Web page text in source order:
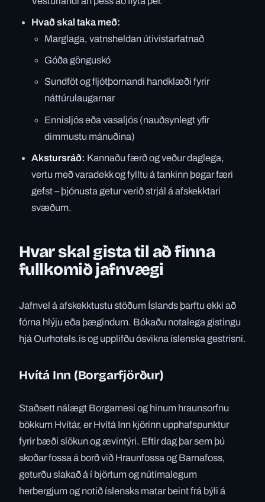
Hvað skal taka með:
Marglaga, vatnsheldan útivistarfatnað
Góða gönguskó
Sundföt og fljótþornandi handklæði fyrir
náttúrulaugarnar
Ennisljós eða vasaljós (nauðsynlegt yfir
dimmustu mánuðina)
Akstursráð: Kannaðu færð og veður daglega,
vertu með varadekk og fylltu á tankinn þegar færi
gefst – þjónusta getur verið strjál á afskekktari
svæðum.
Hvar skal gista til að finna
fullkomið jafnvægi
Jafnvel á afskekktustu stöðum Íslands þarftu ekki að
fórna hlýju eða þægindum. Bókaðu notalega gistingu
hjá Ourhotels.is og upplifðu ósvikna íslenska gestrisni.
Hvítá Inn (Borgarfjörður)
Staðsett nálægt Borgarnesi og hinum hraunsorfnu
bökkum Hvítár, er Hvítá Inn kjörinn upphafspunktur
fyrir bæði slökun og ævintýri. Eftir dag þar sem þú
skoðar fossa á borð við Hraunfossa og Barnafoss,
geturðu slakað á í björtum og nútímalegum
herbergjum og notið íslensks matar beint frá býli á